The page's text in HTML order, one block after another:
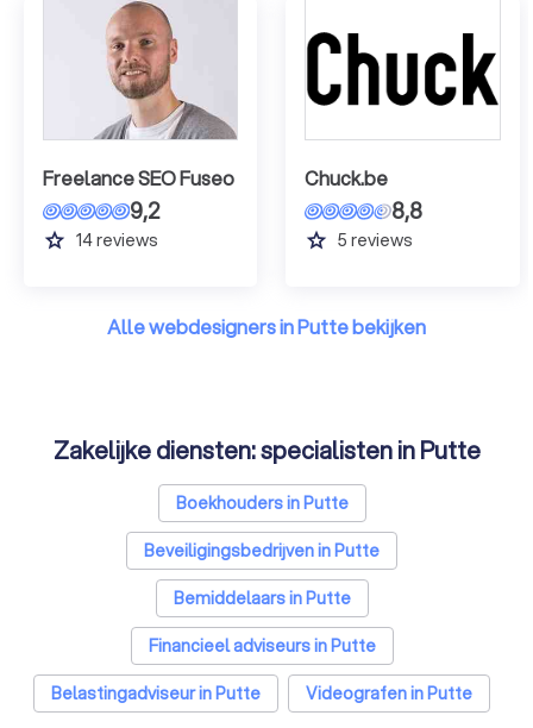
Freelance SEO Fuseo
9,2
grade 14reviews
Chuck.be
8,8
grade 5 reviews
Alle webdesigners in Putte bekijken
Zakelijke diensten: specialisten in Putte
Boekhouders in Putte
Beveiligingsbedrijven in Putte
Bemiddelaars in Putte
Financieel adviseurs in Putte
Belastingadviseur in Putte
Videografen in Putte